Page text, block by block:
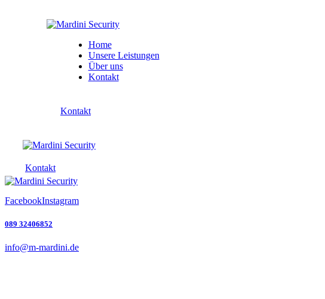
Home
Unsere Leistungen
Über uns
Kontakt
Kontakt
Kontakt
FacebookInstagram
089 32406852
info@m-mardini.de